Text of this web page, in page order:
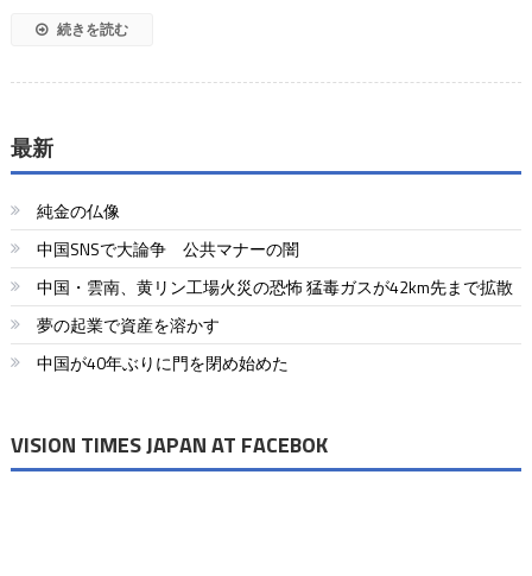
続きを読む
最新
純金の仏像
中国SNSで大論争 公共マナーの闇
中国・雲南、黄リン工場火災の恐怖 猛毒ガスが42km先まで拡散
夢の起業で資産を溶かす
中国が40年ぶりに門を閉め始めた
VISION TIMES JAPAN AT FACEBOK